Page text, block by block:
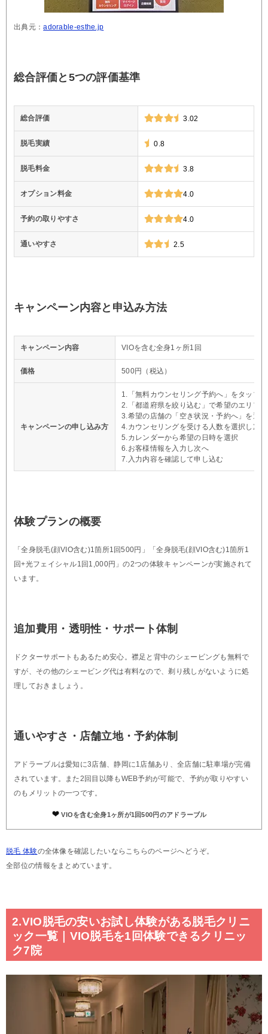
出典元：adorable-esthe.jp
総合評価と5つの評価基準
総合評価 3.02
脱毛実績 0.8
脱毛料金 3.8
オプション料金 4.0
予約の取りやすさ 4.0
通いやすさ 2.5
キャンペーン内容と申込み方法
キャンペーン内容 VIOを含む全身1ヶ所1回
価格 500円（税込）
キャンペーンの申し込み方
1.「無料カウンセリング予約へ」をタップ
2.「都道府県を絞り込む」で希望のエリア
3.希望の店舗の「空き状況・予約へ」を選択
4.カウンセリングを受ける人数を選択し次へ
5.カレンダーから希望の日時を選択
6.お客様情報を入力し次へ
7.入力内容を確認して申し込む
体験プランの概要
「全身脱毛(顔VIO含む)1箇所1回500円」「全身脱毛(顔VIO含む)1箇所1
回+光フェイシャル1回1,000円」の2つの体験キャンペーンが実施されて
います。
追加費用・透明性・サポート体制
ドクターサポートもあるため安心。襟足と背中のシェービングも無料で
すが、その他のシェービング代は有料なので、剃り残しがないように処
理しておきましょう。
通いやすさ・店舗立地・予約体制
アドラーブルは愛知に3店舗、静岡に1店舗あり、全店舗に駐車場が完備
されています。また2回目以降もWEB予約が可能で、予約が取りやすい
のもメリットの一つです。
VIOを含む全身1ヶ所が1回500円のアドラーブル
脱毛 体験の全体像を確認したいならこちらのページへどうぞ。
全部位の情報をまとめています。
2.VIO脱毛の安いお試し体験がある脱毛クリニ
ック一覧｜VIO脱毛を1回体験できるクリニッ
ク7院